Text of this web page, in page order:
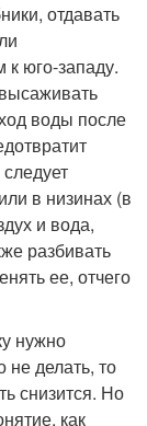
отдавать
юго-западу.
воды после
в низинах (в
и вода,
разбивать
ее, отчего
нужно
не делать, то
снизится. Но
как